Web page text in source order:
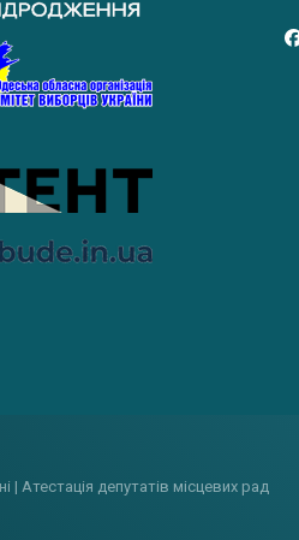
| Атестація депутатів місцевих рад